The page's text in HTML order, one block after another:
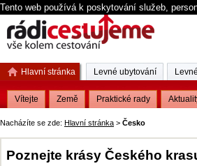
Tento web používá k poskytování služeb,
Nacházíte se zde: Hlavní stránka > Česko
Poznejte krásy Českého
Hlavní stránka
Vítejte Země Praktické rady
Levné ubytování